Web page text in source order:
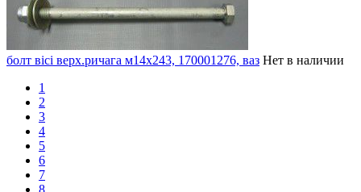
болт вісі верх.ричага м14х243, 170001276, ваз Нет в наличии
1
2
3
4
5
6
7
8